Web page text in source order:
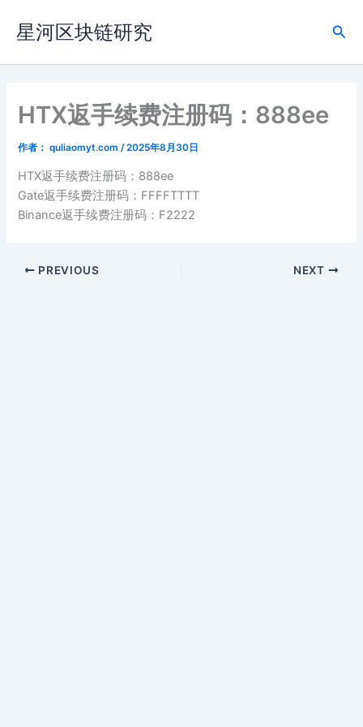
容
星河区块链研究
搜
HTX返手续费注册码：888ee
作者： quliaomyt.com /2025年8月30日
HTX返手续费注册码：888ee
Gate返手续费注册码：FFFFTTTT
Binance返手续费注册码：F2222
PREVIOUS NEXT